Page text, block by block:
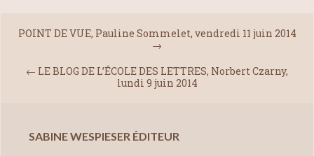
POINT DE VUE, Pauline Sommelet, vendredi 11 juin 2014
→
← LE BLOG DE L’ÉCOLE DES LETTRES, Norbert Czarny,
lundi 9 juin 2014
SABINE WESPIESER ÉDITEUR